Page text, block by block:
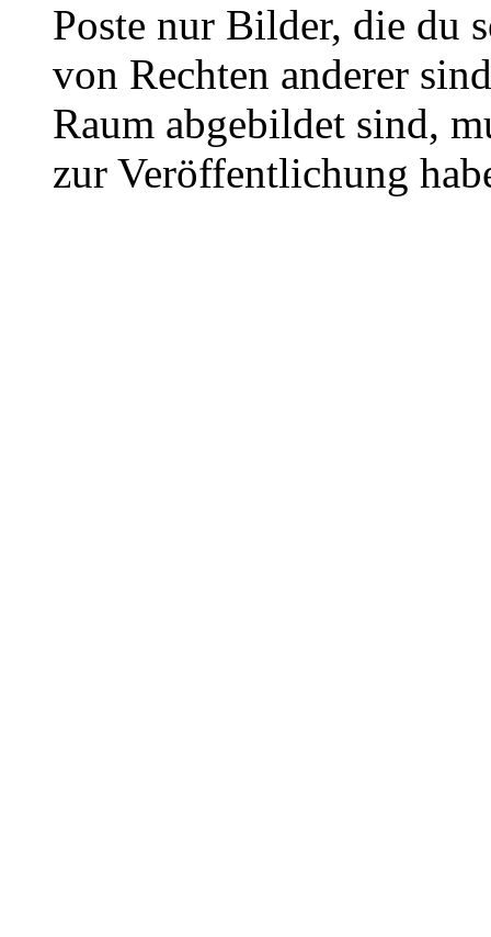
Poste nur Bilder, die du
von Rechten anderer
Raum abgebildet sind,
zur Veröffentlichung